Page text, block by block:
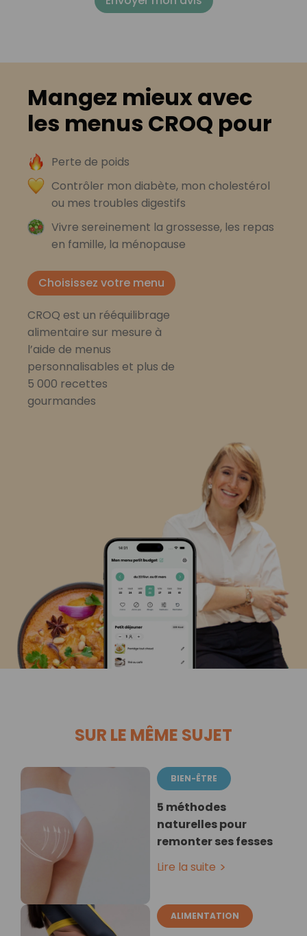
Mangez mieux avec
les menus CROQ pour
Perte de poids
Contrôler mon diabète, mon cholestérol
ou mes troubles digestifs
Vivre sereinement la grossesse, les repas
en famille, la ménopause
Choisissez votre menu
CROQ est un rééquilibrage
alimentaire sur mesure à
l’aide de menus
personnalisables et plus de
5 000 recettes
gourmandes
SUR LE MÊME SUJET
BIEN-ÊTRE
5 méthodes
naturelles pour
remonter ses fesses
Lire la suite
ALIMENTATION